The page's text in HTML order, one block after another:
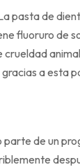
pasta de
fluoruro de
crueldad
a esta
de un